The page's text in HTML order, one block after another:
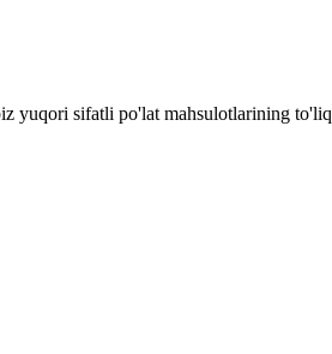
yuqori sifatli po'lat mahsulotlarining